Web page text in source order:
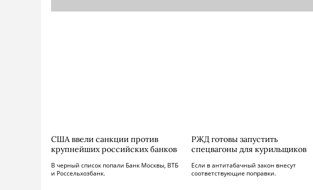
США ввели санкции против
крупнейших российских банков
В черный список попали Банк Москвы, ВТБ
и Россельхозбанк.
РЖД готовы запустить
спецвагоны для курильщиков
Если в антитабачный закон внесут
соответствующие поправки.